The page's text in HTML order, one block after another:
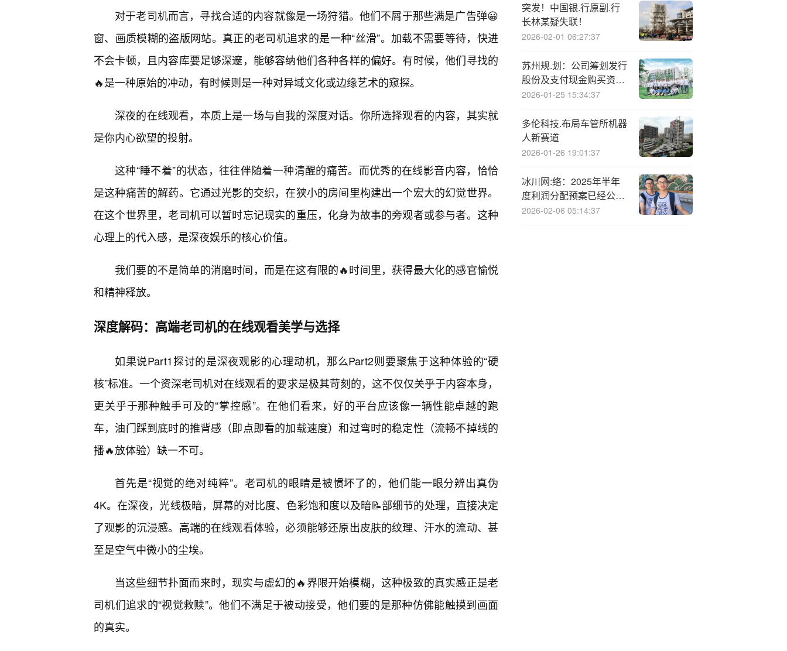
对于老司机而言，寻找合适的内容就像是一场狩猎。他们不屑于那些满是广告弹😀
窗、画质模糊的盗版网站。真正的老司机追求的是一种“丝滑”。加载不需要等待，快进
不会卡顿，且内容库要足够深邃，能够容纳他们各种各样的偏好。有时候，他们寻找的
🔥是一种原始的冲动，有时候则是一种对异域文化或边缘艺术的窥探。
深夜的在线观看，本质上是一场与自我的深度对话。你所选择观看的内容，其实就
是你内心欲望的投射。
这种“睡不着”的状态，往往伴随着一种清醒的痛苦。而优秀的在线影音内容，恰恰
是这种痛苦的解药。它通过光影的交织，在狭小的房间里构建出一个宏大的幻觉世界。
在这个世界里，老司机可以暂时忘记现实的重压，化身为故事的旁观者或参与者。这种
心理上的代入感，是深夜娱乐的核心价值。
我们要的不是简单的消磨时间，而是在这有限的🔥时间里，获得最大化的感官愉悦
和精神释放。
深度解码：高端老司机的在线观看美学与选择
如果说Part1探讨的是深夜观影的心理动机，那么Part2则要聚焦于这种体验的“硬
核”标准。一个资深老司机对在线观看的要求是极其苛刻的，这不仅仅关乎于内容本身，
更关乎于那种触手可及的“掌控感”。在他们看来，好的平台应该像一辆性能卓越的跑
车，油门踩到底时的推背感（即点即看的加载速度）和过弯时的稳定性（流畅不掉线的
播🔥放体验）缺一不可。
首先是“视觉的绝对纯粹”。老司机的眼睛是被惯坏了的，他们能一眼分辨出真伪
4K。在深夜，光线极暗，屏幕的对比度、色彩饱和度以及暗📝部细节的处理，直接决定
了观影的沉浸感。高端的在线观看体验，必须能够还原出皮肤的纹理、汗水的流动、甚
至是空气中微小的尘埃。
当这些细节扑面而来时，现实与虚幻的🔥界限开始模糊，这种极致的真实感正是老
司机们追求的“视觉救赎”。他们不满足于被动接受，他们要的是那种仿佛能触摸到画面
的真实。
突发！中国银.行原副.行
长林某疑失联！
2026-02-01 06:27:37
苏州规.划：公司筹划发行
股份及支付现金购买资产
并募集配套资金事项的相
2026-01-25 15:34:37
多伦科技.布局车管所机器
人新赛道
2026-01-26 19:01:37
冰川网:络：2025年半年
度利润分配预案已经公司
2025年第一次临时股东大
2026-02-06 05:14:37